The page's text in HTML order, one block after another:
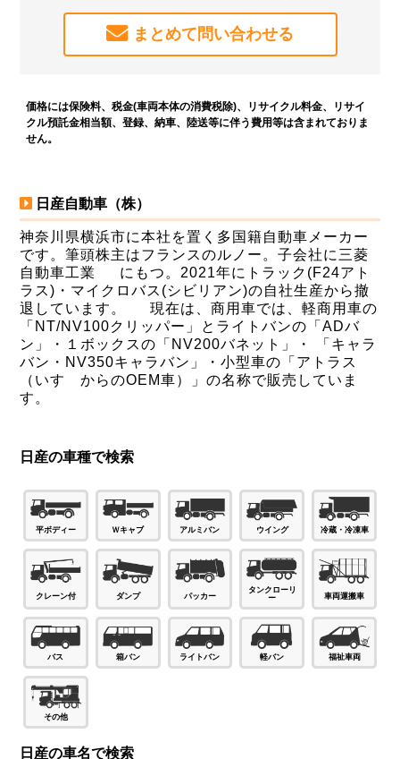
まとめて問い合わせる
価格には保険料、税金(車両本体の消費税除)、リサイクル料金、リサイ
クル預託金相当額、登録、納車、陸送等に伴う費用等は含まれておりま
せん。
日産自動車（株）
神奈川県横浜市に本社を置く多国籍自動車メーカー
です。筆頭株主はフランスのルノー。子会社に三菱
自動車工業 にもつ。2021年にトラック(F24アト
ラス)・マイクロバス(シビリアン)の自社生産から撤
退しています。 現在は、商用車では、軽商用車の
「NT/NV100クリッパー」とライトバンの「ADバ
ン」・１ボックスの「NV200バネット」・ 「キャラ
バン・NV350キャラバン」・小型車の「アトラス
（いすゞからのOEM車）」の名称で販売していま
す。
日産の車種で検索
平ボディー Ｗキャブ アルミバン ウイング 冷蔵・冷凍車
クレーン付 ダンプ パッカー
タンクローリ
ー
車両運搬車
バス 箱バン ライトバン 軽バン 福祉車両
その他
日産の車名で検索